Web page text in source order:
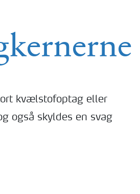
kvælstofoptag eller
også skyldes en svag